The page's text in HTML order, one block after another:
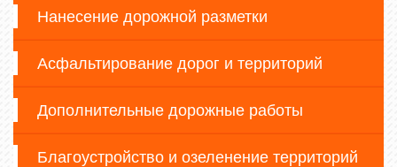
Нанесение дорожной разметки
Асфальтирование дорог и территорий
Дополнительные дорожные работы
Благоустройство и озеленение территорий